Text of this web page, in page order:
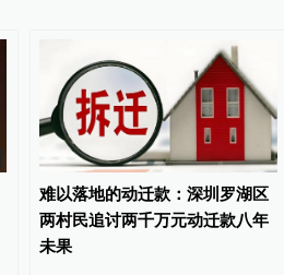
难以落地的动迁款：深圳罗湖区
两村民追讨两千万元动迁款八年
未果